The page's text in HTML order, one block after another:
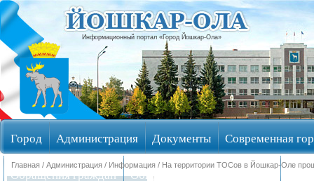
Информационный портал «Город Йошкар-Ола»
Город Администрация Документы Современная
Обращения граждан Общественные обсуждения
Главная / Администрация / Информация / На территории ТОСов в Йошкар-Оле